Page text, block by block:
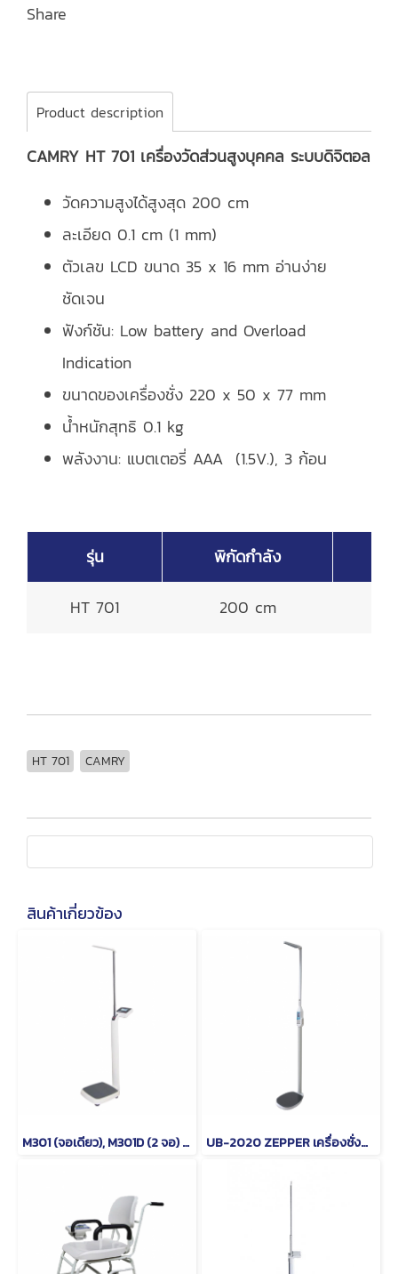
Share
Product description
CAMRY HT 701 เครื่องวัดส่วนสูงบุคคล ระบบดิจิตอล
วัดความสูงได้สูงสุด 200 cm
ละเอียด 0.1 cm (1 mm)
ตัวเลข LCD ขนาด 35 x 16 mm อ่านง่าย
ชัดเจน
ฟังก์ชัน: Low battery and Overload
Indication
ขนาดของเครื่องชั่ง 220 x 50 x 77 mm
น้ำหนักสุทธิ 0.1 kg
พลังงาน: แบตเตอรี่ AAA (1.5V.), 3 ก้อน
รุ่น พิกัดกำลัง
HT 701 200 cm
HT 701 CAMRY
สินค้าเกี่ยวข้อง
M301 (จอเดียว), M301D (2 จอ) TSCALE เครื่องชั่งน้ำหนักบุคคล พร้อมวัดส่วนสูง และคำนวณค่า BMI ระบบดิจิตอล UB-2020 ZEPPER เครื่องชั่งน้ำหนักบุคคล พร้อมวัดส่วนสูง และคำนวณค่า BMI ระบบดิจิตอล